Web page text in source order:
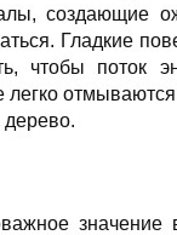
создающие
Гладкие
чтобы поток
легко
дерево.
значение